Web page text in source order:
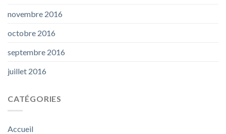
novembre 2016
octobre 2016
septembre 2016
juillet 2016
CATÉGORIES
Accueil